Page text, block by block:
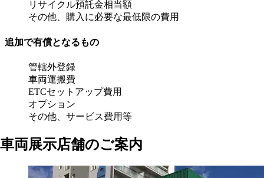
リサイクル預託金相当額
その他、購入に必要な最低限の費用
追加で有償となるもの
管轄外登録
車両運搬費
ETCセットアップ費用
オプション
その他、サービス費用等
車両展示店舗のご案内